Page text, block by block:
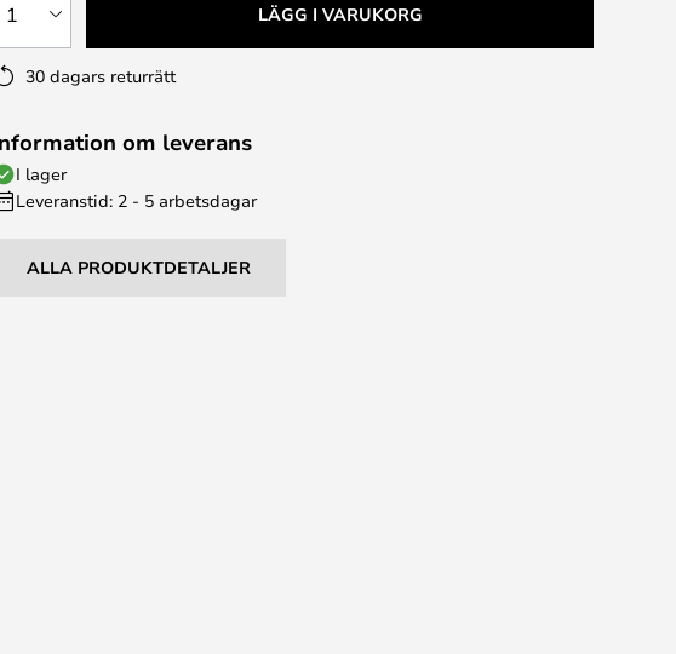
1 LÄGG I VARUKORG
30 dagars returrätt
om leverans
I lager
Leveranstid: 2 - 5 arbetsdagar
ALLA PRODUKTDETALJER